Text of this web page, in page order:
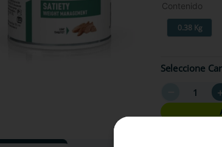
Contenido
0.38 Kg
Seleccione